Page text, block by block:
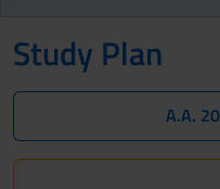
Study Plan
A.A.